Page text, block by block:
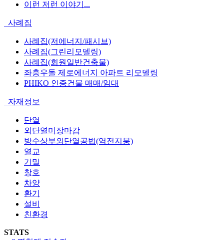
이런 저런 이야기...
사례집
사례집(저에너지/패시브)
사례집(그린리모델링)
사례집(회원일반건축물)
좌충우돌 제로에너지 아파트 리모델링
PHIKO 인증건물 매매/임대
자재정보
단열
외단열미장마감
방수상부외단열공법(역전지붕)
열교
기밀
창호
차양
환기
설비
친환경
STATS